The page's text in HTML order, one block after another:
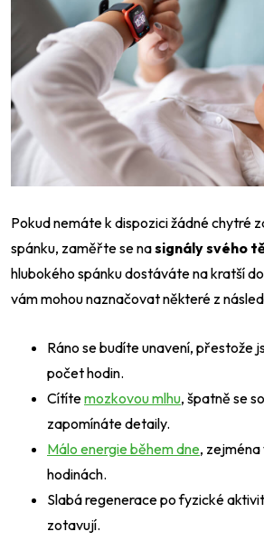
Pokud nemáte k dispozici žádné chytré
spánku, zaměřte se nasignály svého
hlubokého spánku dostáváte na kratší
vám mohou naznačovat některé z
Ráno se budíte unavení, přestože
počet hodin.
Cítítemozkovou mlhu, špatně se
zapomínáte detaily.
Málo energie během dne,
hodinách.
Slabá regenerace po fyzické
zotavují.